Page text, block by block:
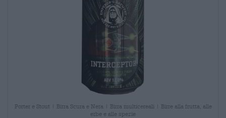
Porter e Stout | Birra Scura e Nera | Birra multicereali | Birre alla frutta, alle
erbe e alle spezie